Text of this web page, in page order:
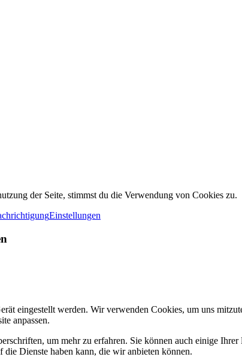
der Seite, stimmst du die Verwendung von Cookies zu.
Einstellungen
eingestellt werden. Wir verwenden Cookies, um uns
anpassen.
um mehr zu erfahren. Sie können auch einige
Dienste haben kann, die wir anbieten können.